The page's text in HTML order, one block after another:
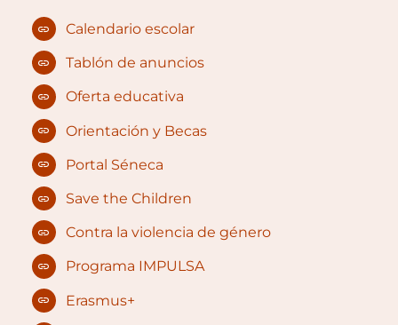
Calendario escolar
Tablón de anuncios
Oferta educativa
Orientación y Becas
Portal Séneca
Save the Children
Contra la violencia de género
Programa IMPULSA
Erasmus+